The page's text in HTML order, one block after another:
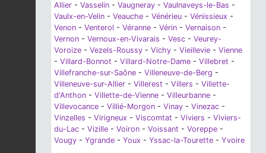
Allier - Vasselin - Vaugneray - Vaulnaveys-le-Bas -
Vaulx-en-Velin - Veauche - Vénérieu - Vénissieux -
Venon - Venterol - Véranne - Vérin - Vernaison -
Vernon - Vernoux-en-Vivarais - Vesc - Veurey-
Voroize - Vezels-Roussy - Vichy - Vieillevie - Vienne
- Villard-Bonnot - Villard-Notre-Dame - Villebret -
Villefranche-sur-Saône - Villeneuve-de-Berg -
Villeneuve-sur-Allier - Villerest - Villers - Villette-
d'Anthon - Villette-de-Vienne - Villeurbanne -
Villevocance - Villié-Morgon - Vinay - Vinezac -
Vinzelles - Virigneux - Viscomtat - Viviers - Viviers-
du-Lac - Vizille - Voiron - Voissant - Voreppe -
Vougy - Ygrande - Youx - Yssac-la-Tourette - Yvoire